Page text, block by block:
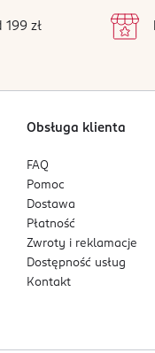
199 zł
Obsługa klienta
FAQ
Pomoc
Dostawa
Płatność
Zwroty i reklamacje
Dostępność usług
Kontakt